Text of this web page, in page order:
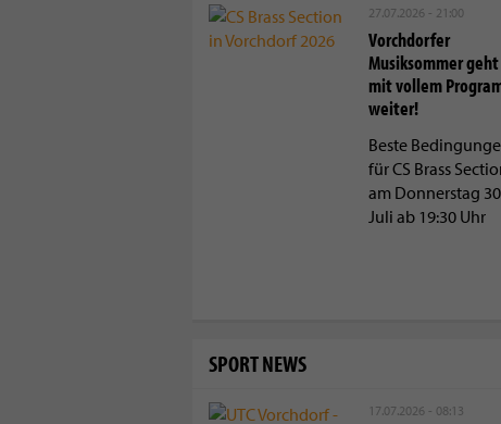
27.07.2026 - 21:00
Vorchdorfer
Musiksommer geht
mit vollem
weiter!
Beste
für CS Brass
am Donnerstag
Juli ab 19:30 Uhr
SPORT NEWS
17.07.2026 - 08:13